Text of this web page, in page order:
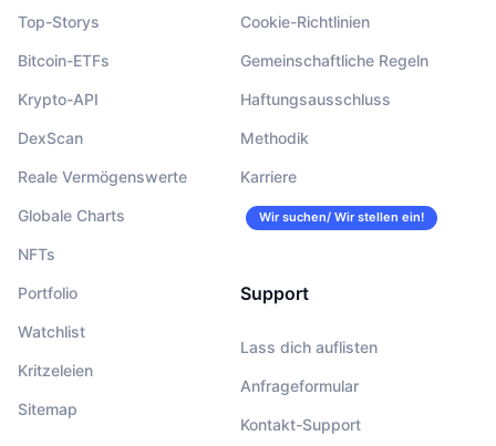
Top-Storys
Bitcoin-ETFs
Krypto-API
DexScan
Reale Vermögenswerte
Globale Charts
NFTs
Portfolio
Watchlist
Kritzeleien
Sitemap
Cookie-Richtlinien
Gemeinschaftliche Regeln
Haftungsausschluss
Methodik
Karriere
Wir suchen/ Wir stellen ein!
Support
Lass dich auflisten
Anfrageformular
Kontakt-Support